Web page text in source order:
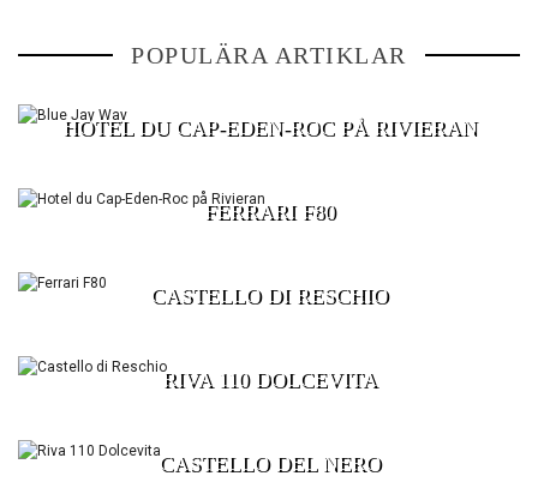
POPULÄRA ARTIKLAR
BLUE JAY WAY
HOTEL DU CAP-EDEN-ROC PÅ RIVIERAN
FERRARI F80
CASTELLO DI RESCHIO
RIVA 110 DOLCEVITA
CASTELLO DEL NERO